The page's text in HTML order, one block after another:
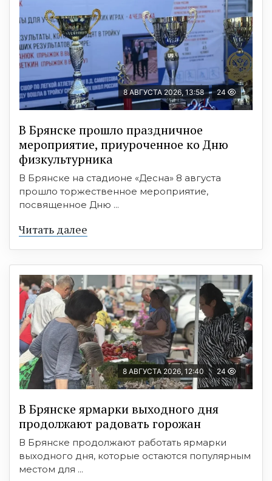
8 АВГУСТА 2026, 13:58 24
В Брянске прошло праздничное
мероприятие, приуроченное ко Дню
физкультурника
В Брянске на стадионе «Десна» 8 августа
прошло торжественное мероприятие,
посвященное Дню ...
Читать далее
8 АВГУСТА 2026, 12:40 24
В Брянске ярмарки выходного дня
продолжают радовать горожан
В Брянске продолжают работать ярмарки
выходного дня, которые остаются популярным
местом для ...